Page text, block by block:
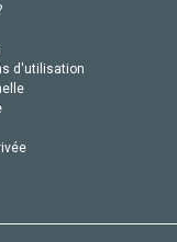
d'utilisation